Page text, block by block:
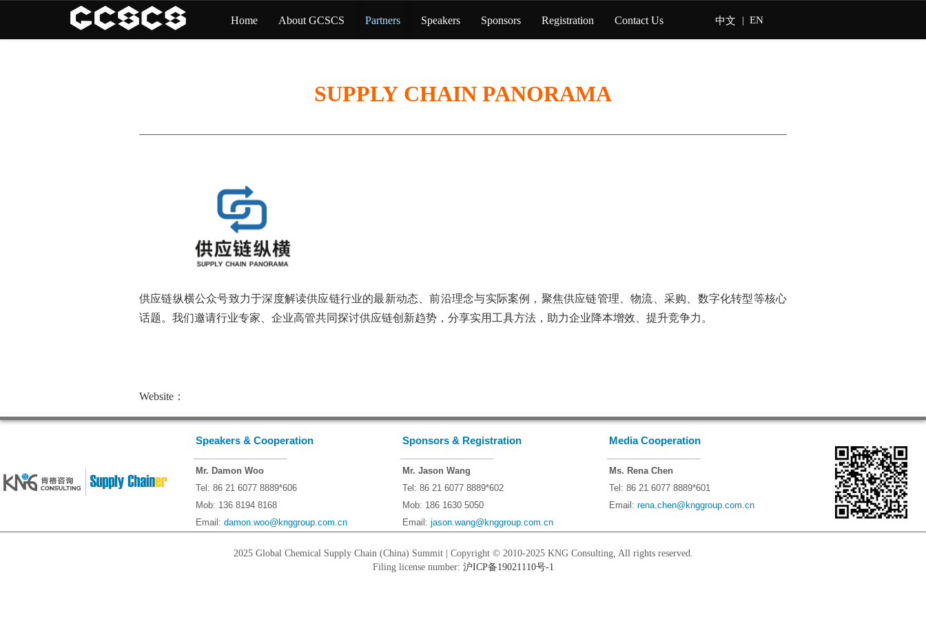
Home About GCSCS Partners Speakers Sponsors Registration Contact Us 中文 | EN
SUPPLY CHAIN PANORAMA
供应链纵横公众号致力于深度解读供应链行业的最新动态、前沿理念与实际案例，聚焦供应链管理、物流、采购、数字化转型等核心
话题。我们邀请行业专家、企业高管共同探讨供应链创新趋势，分享实用工具方法，助力企业降本增效、提升竞争力。
Website：
Speakers & Cooperation Sponsors & Registration Media Cooperation
Mr. Damon Woo
Tel: 86 21 6077 8889*606
Mob: 136 8194 8168
Email: damon.woo@knggroup.com.cn
Mr. Jason Wang
Tel: 86 21 6077 8889*602
Mob: 186 1630 5050
Email: jason.wang@knggroup.com.cn
Ms. Rena Chen
Tel: 86 21 6077 8889*601
Email: rena.chen@knggroup.com.cn
2025 Global Chemical Supply Chain (China) Summit | Copyright © 2010-2025 KNG Consulting, All rights reserved.
Filing license number: 沪ICP备19021110号-1